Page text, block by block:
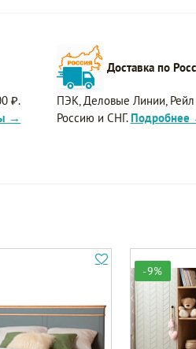
₽.
→
Доставка по
ПЭК, Деловые Линии, Рейл
Россию и СНГ. Подробнее
-9%